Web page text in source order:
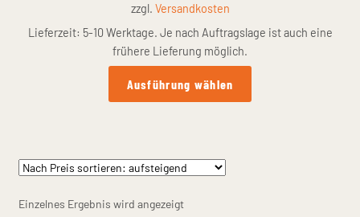
zzgl. Versandkosten
Lieferzeit: 5-10 Werktage. Je nach Auftragslage ist auch eine
frühere Lieferung möglich.
Ausführung wählen
Einzelnes Ergebnis wird angezeigt